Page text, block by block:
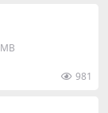
981